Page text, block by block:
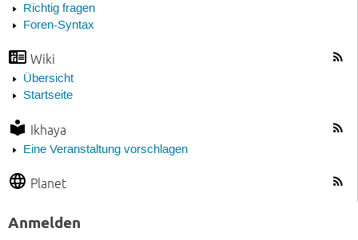
Richtig fragen
Foren-Syntax
Wiki
Übersicht
Startseite
Ikhaya
Eine Veranstaltung vorschlagen
Planet
Anmelden